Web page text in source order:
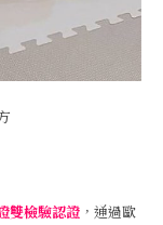
雙檢驗認證 ，通過歐